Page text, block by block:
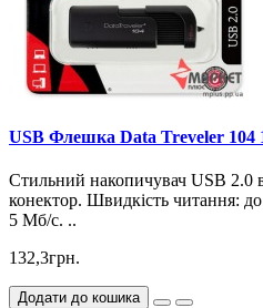
USB Флешка Data Treveler 104
Стильний накопичувач USB 2.0
конектор. Швидкість читання:
5 Мб/с. ..
132,3грн.
Додати до кошика